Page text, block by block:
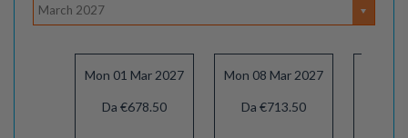
March 2027
Mon 01 Mar 2027
Da €678.50
Mon 08 Mar 2027
Da €713.50